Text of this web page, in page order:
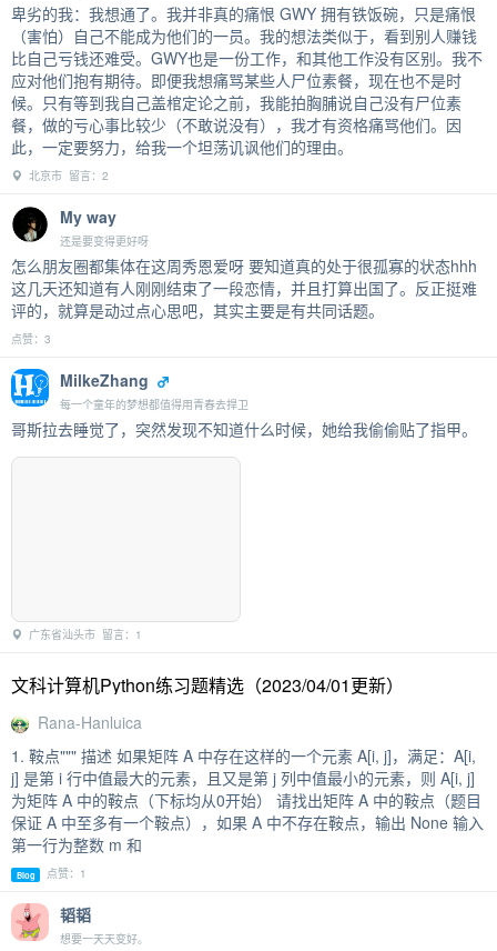
卑劣的我：我想通了。我并非真的痛恨 GWY 拥有铁饭碗，只是痛恨
（害怕）自己不能成为他们的一员。我的想法类似于，看到别人赚钱
比自己亏钱还难受。GWY也是一份工作，和其他工作没有区别。我不
应对他们抱有期待。即便我想痛骂某些人尸位素餐，现在也不是时
候。只有等到我自己盖棺定论之前，我能拍胸脯说自己没有尸位素
餐，做的亏心事比较少（不敢说没有），我才有资格痛骂他们。因
此，一定要努力，给我一个坦荡讥讽他们的理由。
北京市 留言：2
My way
还是要变得更好呀
怎么朋友圈都集体在这周秀恩爱呀 要知道真的处于很孤寡的状态hhh
这几天还知道有人刚刚结束了一段恋情，并且打算出国了。反正挺难
评的，就算是动过点心思吧，其实主要是有共同话题。
点赞：3
MilkeZhang
每一个童年的梦想都值得用青春去捍卫
哥斯拉去睡觉了，突然发现不知道什么时候，她给我偷偷贴了指甲。
广东省汕头市 留言：1
文科计算机Python练习题精选（2023/04/01更新）
Rana-Hanluica
1. 鞍点""" 描述 如果矩阵 A 中存在这样的一个元素 A[i, j]，满足：A[i,
j] 是第 i 行中值最大的元素，且又是第 j 列中值最小的元素，则 A[i, j]
为矩阵 A 中的鞍点（下标均从0开始） 请找出矩阵 A 中的鞍点（题目
保证 A 中至多有一个鞍点），如果 A 中不存在鞍点，输出 None 输入
第一行为整数 m 和
Blog 点赞：1
韬韬
想要一天天变好。